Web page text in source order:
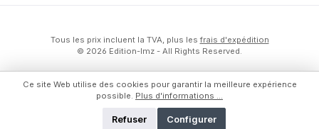
Tous les prix incluent la TVA, plus lesfrais d'expédition
© 2026 Edition-lmz - All Rights Reserved.
Ce site Web utilise des cookies pour garantir la meilleure expérience
possible. Plus d'informations ...
Refuser Configurer